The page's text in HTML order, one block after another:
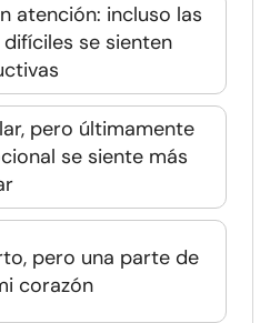
atención: incluso las
se sienten
pero últimamente
se siente más
pero una parte de
corazón